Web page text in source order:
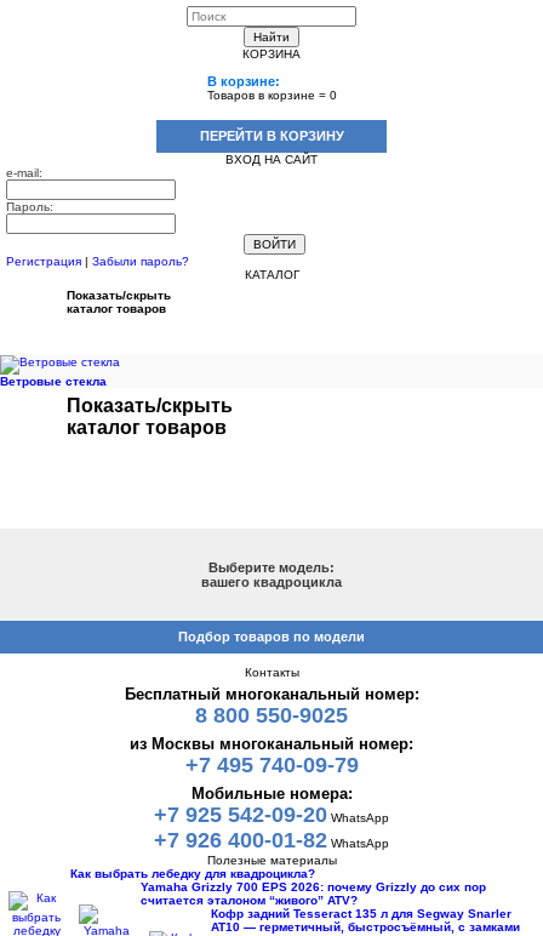
Найти
КОРЗИНА
В корзине:
Товаров в корзине = 0
ПЕРЕЙТИ В КОРЗИНУ
ВХОД НА САЙТ
e-mail:
Пароль:
Регистрация
Забыли пароль?
КАТАЛОГ
Показать/скрыть
каталог товаров
Ветровые стекла
Показать/скрыть
каталог товаров
Выберите модель:
вашего квадроцикла
Подбор товаров по модели
Контакты
Бесплатный многоканальный номер:
8 800 550-9025
из Москвы многоканальный номер:
+7 495 740-09-79
Мобильные номера:
+7 925 542-09-20 WhatsApp
+7 926 400-01-82 WhatsApp
Полезные материалы
Как выбрать лебедку для квадроцикла?
Yamaha Grizzly 700 EPS 2026: почему Grizzly до сих пор
считается эталоном “живого” ATV?
Кофр задний Tesseract 135 л для Segway Snarler
AT10 — герметичный, быстросъёмный, с замками